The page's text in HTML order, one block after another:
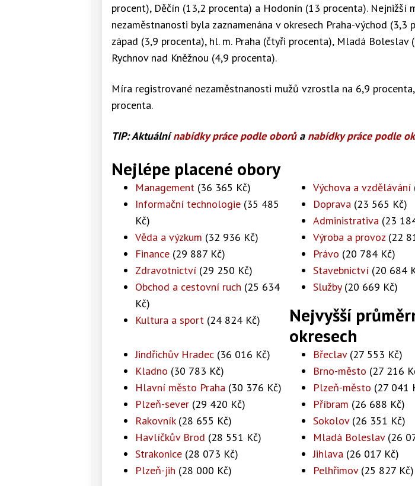
procent), Děčín (13,2 procenta) a Hodonín (13 procenta). Nejnižší
nezaměstnanosti byla zaznamenána v okresech Praha-východ (3,3
západ (3,9 procenta), hl. m. Praha (čtyři procenta), Mladá Boleslav
Rychnov nad Kněžnou (4,9 procenta).
Míra registrované nezaměstnanosti mužů vzrostla na 6,9
procenta.
TIP: Aktuálnínabídky práce podle oborůa nabídky práce podle
Nejlépe placené obory
Management (36 365 Kč)
Informační technologie (35 485
Kč)
Věda a výzkum (32 936 Kč)
Finance (29 887 Kč)
Zdravotnictví (29 250 Kč)
Obchod a cestovní ruch (25 634
Kč)
Kultura a sport (24 824 Kč)
Výchova a vzdělávání
Doprava (23 565 Kč)
Administrativa (23
Výroba a provoz (22
Právo (20 784 Kč)
Stavebnictví (20 684
Služby(20 669 Kč)
Nejvyšší
okresech
Jindřichův Hradec (36 016 Kč)
Kladno (30 783 Kč)
Hlavní město Praha (30 376 Kč)
Plzeň-sever (29 420 Kč)
Rakovník(28 655 Kč)
Havlíčkův Brod (28 551 Kč)
Strakonice (28 073 Kč)
Plzeň-jih (28 000 Kč)
Břeclav(27 553 Kč)
Brno-město (27 216
Plzeň-město (27 041
Příbram (26 688 Kč)
Sokolov(26 351 Kč)
Mladá Boleslav(26
Jihlava (26 017 Kč)
Pelhřimov(25 827 Kč)